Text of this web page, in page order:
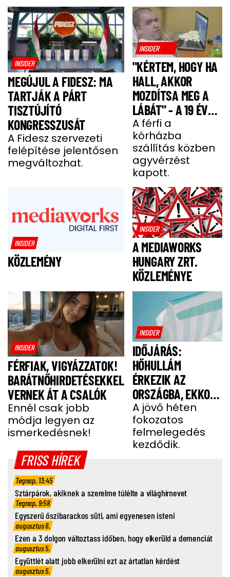
INSIDER
MEGÚJUL A FIDESZ: MA
TARTJÁK A PÁRT
TISZTÚJÍTÓ
KONGRESSZUSÁT
A Fidesz szervezeti
felépítése jelentősen
megváltozhat.
INSIDER
"KÉRTEM, HOGY HA
HALL, AKKOR
MOZDÍTSA MEG A
LÁBÁT" - A 19 ÉVES
BENCE HÓNAPOKIG
KÓMÁBAN FEKÜDT
A BALESETE UTÁN
A férfi a
kórházba
szállítás közben
agyvérzést
kapott.
INSIDER
KÖZLEMÉNY
INSIDER
A MEDIAWORKS
HUNGARY ZRT.
KÖZLEMÉNYE
INSIDER
FÉRFIAK, VIGYÁZZATOK!
BARÁTNŐHIRDETÉSEKKEL
VERNEK ÁT A CSALÓK
Ennél csak jobb
módja legyen az
ismerkedésnek!
INSIDER
IDŐJÁRÁS:
HŐHULLÁM
ÉRKEZIK AZ
ORSZÁGBA, EKKOR
ÉR IDE
A jövő héten
fokozatos
felmelegedés
kezdődik.
FRISS HÍREK
Tegnap, 13:45
Sztárpárok, akiknek a szerelme túlélte a világhírnevet
Tegnap, 9:58
Egyszerű őszibarackos süti, ami egyenesen isteni
augusztus 6.
Ezen a 3 dolgon változtass időben, hogy elkerüld a demenciát
augusztus 5.
Együttlét alatt jobb elkerülni ezt az ártatlan kérdést
augusztus 5.